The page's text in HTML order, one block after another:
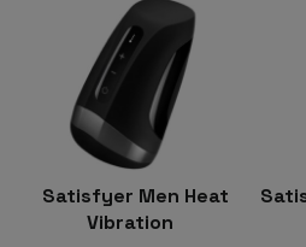
Satisfyer Men Heat
Vibration